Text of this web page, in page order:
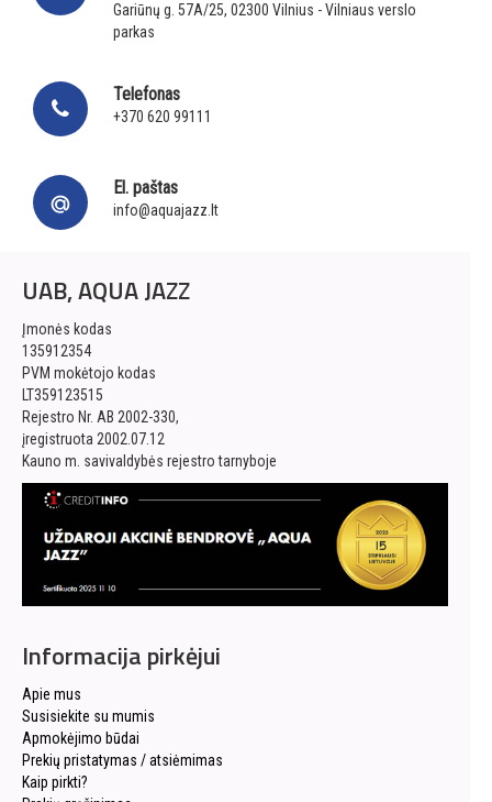
Gariūnų g. 57A/25, 02300 Vilnius - Vilniaus verslo
parkas
Telefonas
+370 620 99111
El. paštas
info@aquajazz.lt
UAB, AQUA JAZZ
Įmonės kodas
135912354
PVM mokėtojo kodas
LT359123515
Rejestro Nr. AB 2002-330,
įregistruota 2002.07.12
Kauno m. savivaldybės rejestro tarnyboje
Informacija pirkėjui
Apie mus
Susisiekite su mumis
Apmokėjimo būdai
Prekių pristatymas / atsiėmimas
Kaip pirkti?